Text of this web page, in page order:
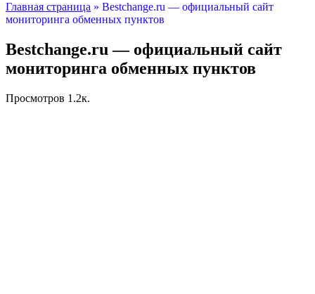
Главная страница » Bestchange.ru — официальный сайт
мониторинга обменных пунктов
Bestchange.ru — официальный сайт
мониторинга обменных пунктов
Просмотров 1.2к.